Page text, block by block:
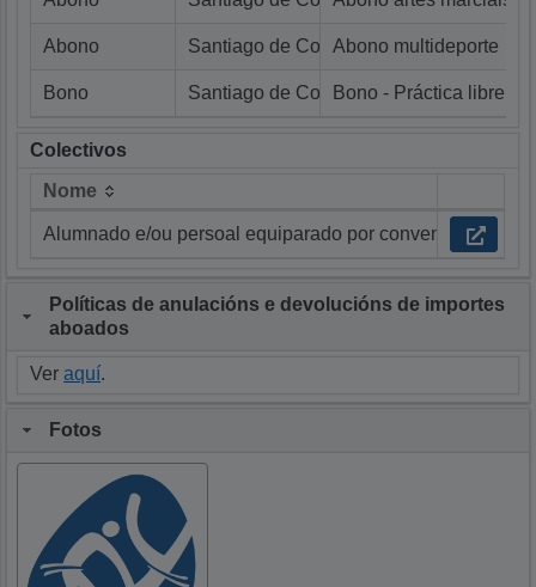
Abono Santiago de CompostelaAbono multideporte
Bono Santiago de CompostelaBono - Práctica libre
Colectivos
Nome
Nome
Alumnado e/ou persoal equiparado por convenio
Políticas de anulacións e devolucións de importes
aboados
Veraquí.
Fotos